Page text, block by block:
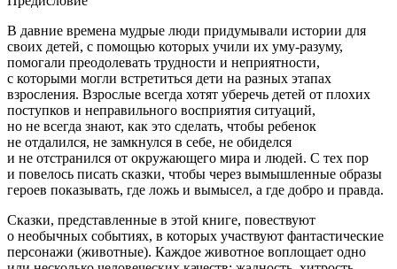
В давние времена мудрые люди придумывали истории для
своих детей, с помощью которых учили их уму-разуму,
помогали преодолевать трудности и неприятности,
с которыми могли встретиться дети на разных этапах
взросления. Взрослые всегда хотят уберечь детей от плохих
поступков и неправильного восприятия ситуаций,
но не всегда знают, как это сделать, чтобы ребенок
не отдалился, не замкнулся в себе, не обиделся
и не отстранился от окружающего мира и людей. С тех пор
и повелось писать сказки, чтобы через вымышленные образы
героев показывать, где ложь и вымысел, а где добро и правда.
Сказки, представленные в этой книге, повествуют
о необычных событиях, в которых участвуют фантастические
персонажи (животные). Каждое животное воплощает одно